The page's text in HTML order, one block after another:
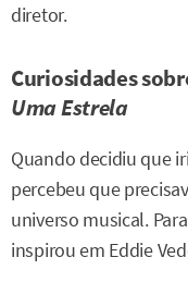
diretor.
Curiosidades
Uma Estrela
Quando decidiu que
percebeu que
universo musical.
inspirou em Eddie